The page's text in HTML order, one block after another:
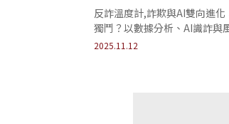
反詐溫度計,詐欺與AI雙向進
獨鬥？以數據分析、AI識詐與
態系，開創企業信任與科技防
2025.11.12